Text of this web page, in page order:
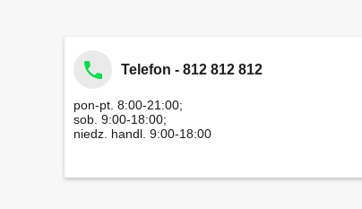
Telefon - 812 812 812
pon-pt. 8:00-21:00;
sob. 9:00-18:00;
niedz. handl. 9:00-18:00